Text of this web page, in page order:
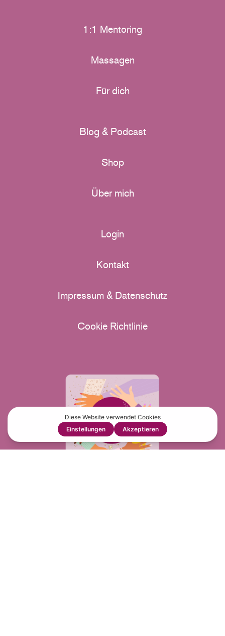
1:1 Mentoring
Massagen
Für dich
Blog & Podcast
Shop
Über mich
Login
Kontakt
Impressum & Datenschutz
Cookie Richtlinie